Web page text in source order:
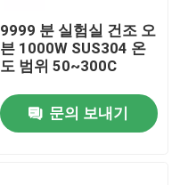
9999 분 실험실 건조 오
븐 1000W SUS304 온
도 범위 50~300C
문의 보내기